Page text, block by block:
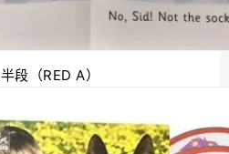
段（RED A）